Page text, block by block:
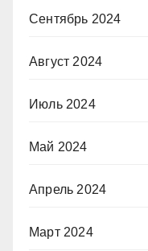
Сентябрь 2024
Август 2024
Июль 2024
Май 2024
Апрель 2024
Март 2024